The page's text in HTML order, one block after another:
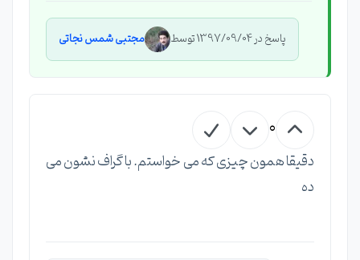
پاسخ در 1397/09/04 توسط مجتبی شمس نجاتی
0
دقیقا همون چیزی که می خواستم. با گراف نشون می
ده